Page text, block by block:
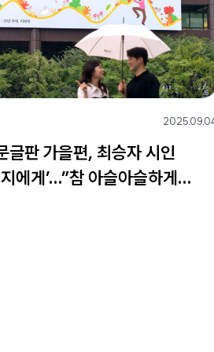
판 가을편, 최승자 시인
에게’…”참 아슬아슬하게